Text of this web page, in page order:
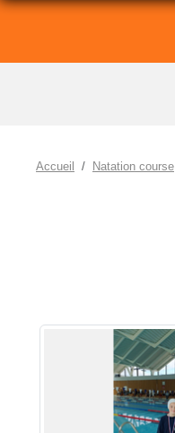
Accueil Natation course